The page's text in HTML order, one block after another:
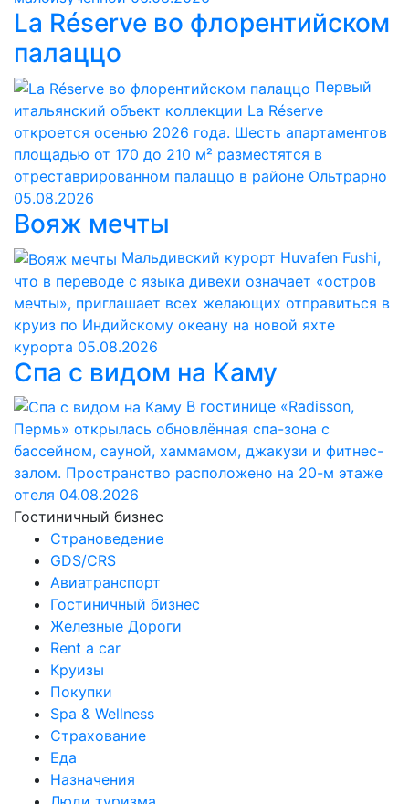
La Réserve во флорентийском
палаццо
Первый
итальянский объект коллекции La Réserve
откроется осенью 2026 года. Шесть апартаментов
площадью от 170 до 210 м² разместятся в
отреставрированном палаццо в районе Ольтрарно
05.08.2026
Вояж мечты
Мальдивский курорт Huvafen Fushi,
что в переводе с языка дивехи означает «остров
мечты», приглашает всех желающих отправиться в
круиз по Индийскому океану на новой яхте
курорта 05.08.2026
Спа с видом на Каму
В гостинице «Radisson,
Пермь» открылась обновлённая спа-зона с
бассейном, сауной, хаммамом, джакузи и фитнес-
залом. Пространство расположено на 20-м этаже
отеля 04.08.2026
Гостиничный бизнес
Страноведение
GDS/CRS
Авиатранспорт
Гостиничный бизнес
Железные Дороги
Rent a car
Круизы
Покупки
Spa & Wellness
Страхование
Еда
Назначения